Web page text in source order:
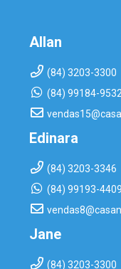
Allan
(84) 3203-3300
(84) 99184-
Edinara
(84) 3203-3346
(84) 99193-4409
Jane
(84) 3203-3300